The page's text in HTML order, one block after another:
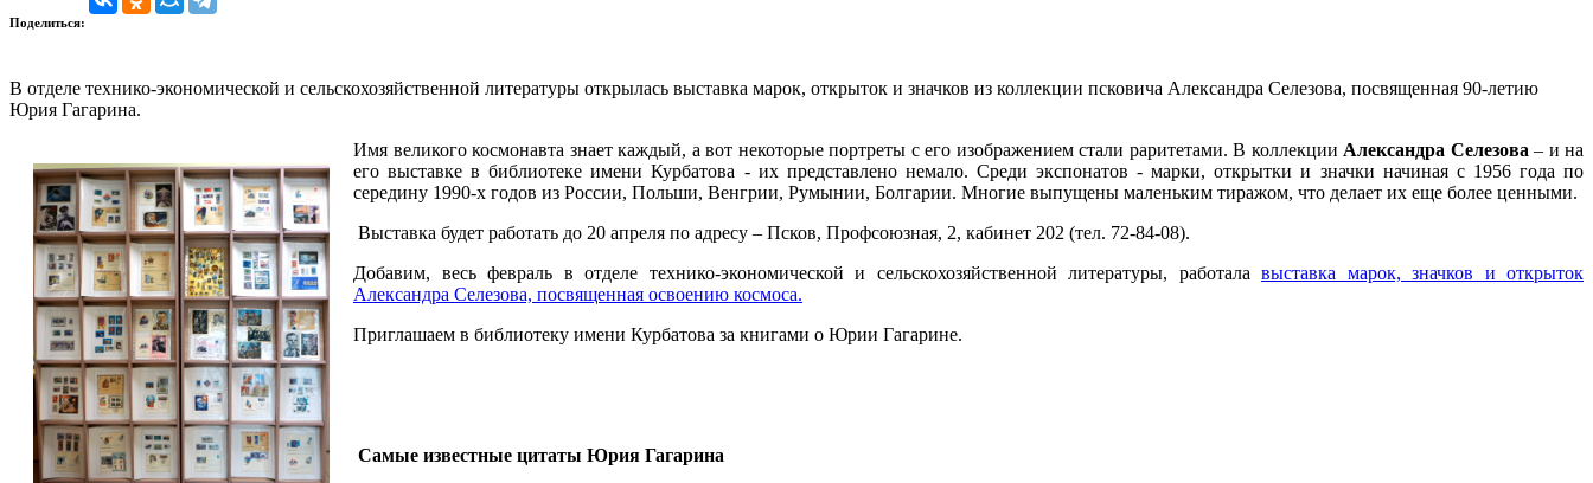
Поделиться:
В отделе технико-экономической и сельскохозяйственной литературы открылась выставка марок, открыток и значков из коллекции псковича Александра Селезова, посвященная 90-летию
Юрия Гагарина.
Имя великого космонавта знает каждый, а вот некоторые портреты с его изображением стали раритетами. В коллекции Александра Селезова – и на
его выставке в библиотеке имени Курбатова - их представлено немало. Среди экспонатов - марки, открытки и значки начиная с 1956 года по
середину 1990-х годов из России, Польши, Венгрии, Румынии, Болгарии. Многие выпущены маленьким тиражом, что делает их еще более ценными.
Выставка будет работать до 20 апреля по адресу – Псков, Профсоюзная, 2, кабинет 202 (тел. 72-84-08).
Добавим, весь февраль в отделе технико-экономической и сельскохозяйственной литературы, работала выставка марок, значков и открыток
Александра Селезова, посвященная освоению космоса.
Приглашаем в библиотеку имени Курбатова за книгами о Юрии Гагарине.
Самые известные цитаты Юрия Гагарина